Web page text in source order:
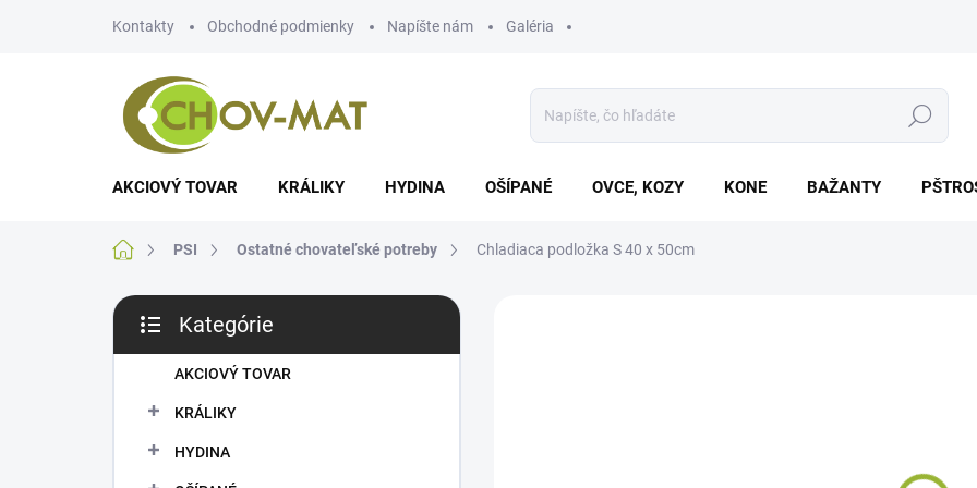
Kontakty Obchodné podmienky Napíšte nám Galéria
Hľadať
AKCIOVÝ TOVAR KRÁLIKY HYDINA OŠÍPANÉ OVCE, KOZY KONE BAŽANTY
DomovPSI Ostatné chovateľské potreby Chladiaca podložka S 40 x 50cm
B
č
kategórie
Kategórie
AKCIOVÝ TOVAR
KRÁLIKY
HYDINA